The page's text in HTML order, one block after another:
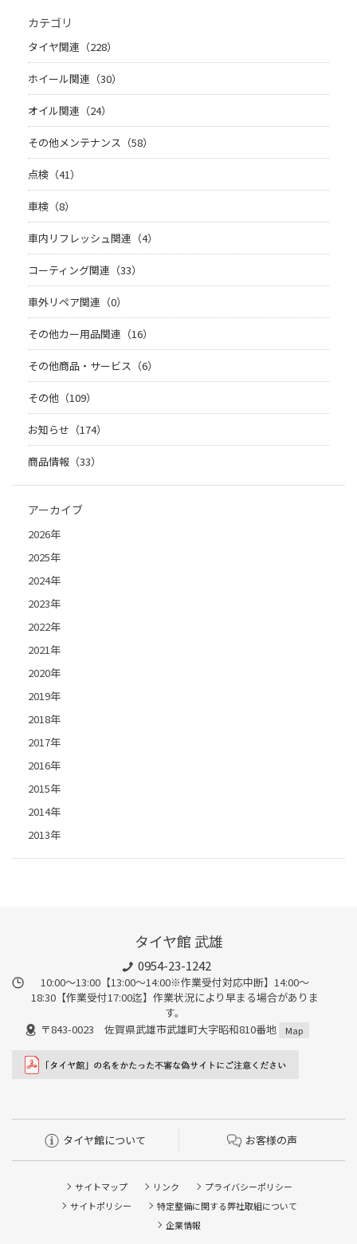
カテゴリ
タイヤ関連（228）
ホイール関連（30）
オイル関連（24）
その他メンテナンス（58）
点検（41）
車検（8）
車内リフレッシュ関連（4）
コーティング関連（33）
車外リペア関連（0）
その他カー用品関連（16）
その他商品・サービス（6）
その他（109）
お知らせ（174）
商品情報（33）
アーカイブ
2026年
2025年
2024年
2023年
2022年
2021年
2020年
2019年
2018年
2017年
2016年
2015年
2014年
2013年
タイヤ館 武雄
0954-23-1242
10:00～13:00【13:00～14:00※作業受付対応中断】14:00～
18:30【作業受付17:00迄】作業状況により早まる場合がありま
す。
〒843-0023 佐賀県武雄市武雄町大字昭和810番地
Map
タイヤ館について お客様の声
サイトマップ リンク
プライバシーポリシー
サイトポリシー
特定整備に関する弊社取組について
企業情報